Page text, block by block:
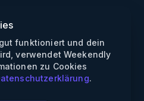
funktioniert und dein
verwendet Weekendly
zu Cookies
.